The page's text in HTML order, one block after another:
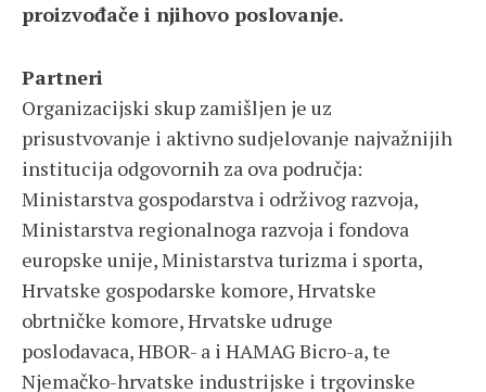
proizvođače i njihovo poslovanje.
Partneri
Organizacijski skup zamišljen je uz
prisustvovanje i aktivno sudjelovanje najvažnijih
institucija odgovornih za ova područja:
Ministarstva gospodarstva i održivog razvoja,
Ministarstva regionalnoga razvoja i fondova
europske unije, Ministarstva turizma i sporta,
Hrvatske gospodarske komore, Hrvatske
obrtničke komore, Hrvatske udruge
poslodavaca, HBOR- a i HAMAG Bicro-a, te
Njemačko-hrvatske industrijske i trgovinske